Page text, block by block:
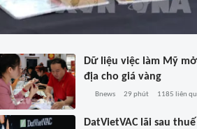
Dữ liệu việc làm Mỹ
địa cho giá vàng
Bnews 29 phút 1185 liên
DatVietVAC lãi sau